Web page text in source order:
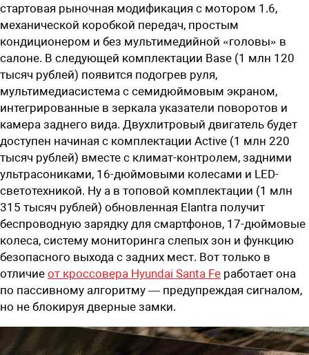
стартовая рыночная модификация с мотором 1.6,
механической коробкой передач, простым
кондиционером и без мультимедийной «головы» в
салоне. В следующей комплектации Base (1 млн 120
тысяч рублей) появится подогрев руля,
мультимедиасистема с семидюймовым экраном,
интегрированные в зеркала указатели поворотов и
камера заднего вида. Двухлитровый двигатель будет
доступен начиная с комплектации Active (1 млн 220
тысяч рублей) вместе с климат-контролем, задними
ультрасониками, 16-дюймовыми колесами и LED-
светотехникой. Ну а в топовой комплектации (1 млн
315 тысяч рублей) обновленная Elantra получит
беспроводную зарядку для смартфонов, 17-дюймовые
колеса, систему мониторинга слепых зон и функцию
безопасного выхода с задних мест. Вот только в
отличие от кроссовера Hyundai Santa Fe работает она
по пассивному алгоритму — предупреждая сигналом,
но не блокируя дверные замки.